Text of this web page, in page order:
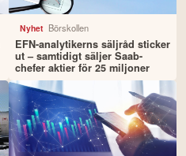
Nyhet Börskollen
EFN-analytikerns säljråd sticker
ut – samtidigt säljer Saab-
chefer aktier för 25 miljoner